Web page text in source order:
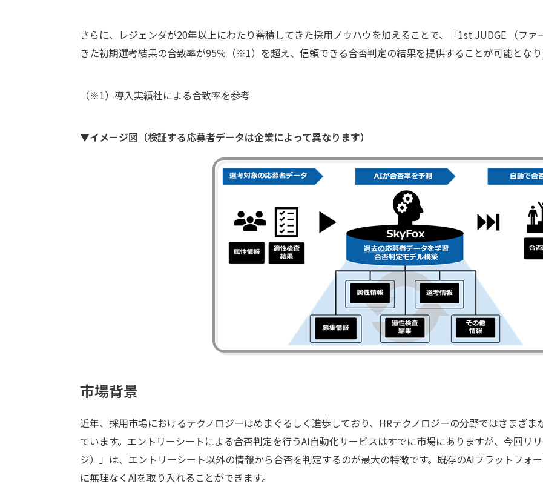
さらに、レジェンダが20年以上にわたり蓄積してきた採用ノウハウを加えることで、「1st JUDGE （フ
きた初期選考結果の合致率が95％（※1）を超え、信頼できる合否判定の結果を提供することが可能となり
（※1）導入実績社による合致率を参考
▼イメージ図（検証する応募者データは企業によって異なります）
市場背景
近年、採用市場におけるテクノロジーはめまぐるしく進歩しており、HRテクノロジーの分野ではさまざ
ています。エントリーシートによる合否判定を行うAI自動化サービスはすでに市場にありますが、今回リ
ジ）」は、エントリーシート以外の情報から合否を判定するのが最大の特徴です。既存のAIプラットフォ
に無理なくAIを取り入れることができます。